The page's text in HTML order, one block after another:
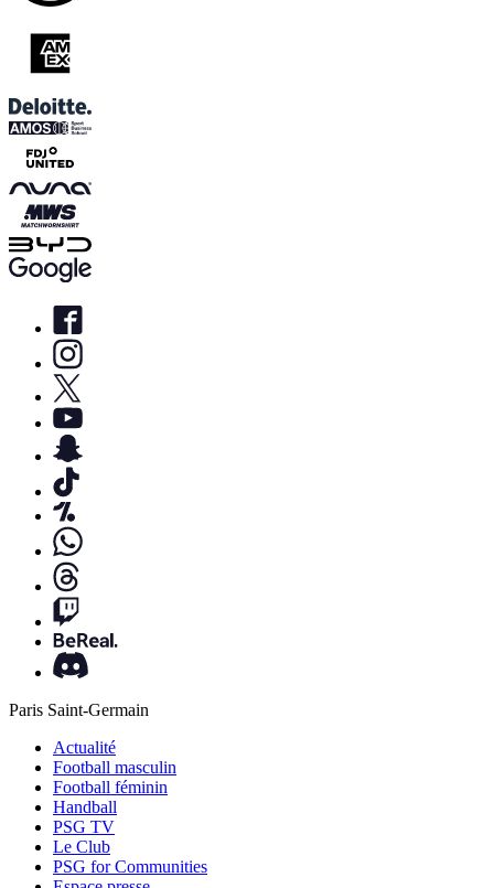
Paris Saint-Germain
Actualité
Football masculin
Football féminin
Handball
PSG TV
Le Club
PSG for Communities